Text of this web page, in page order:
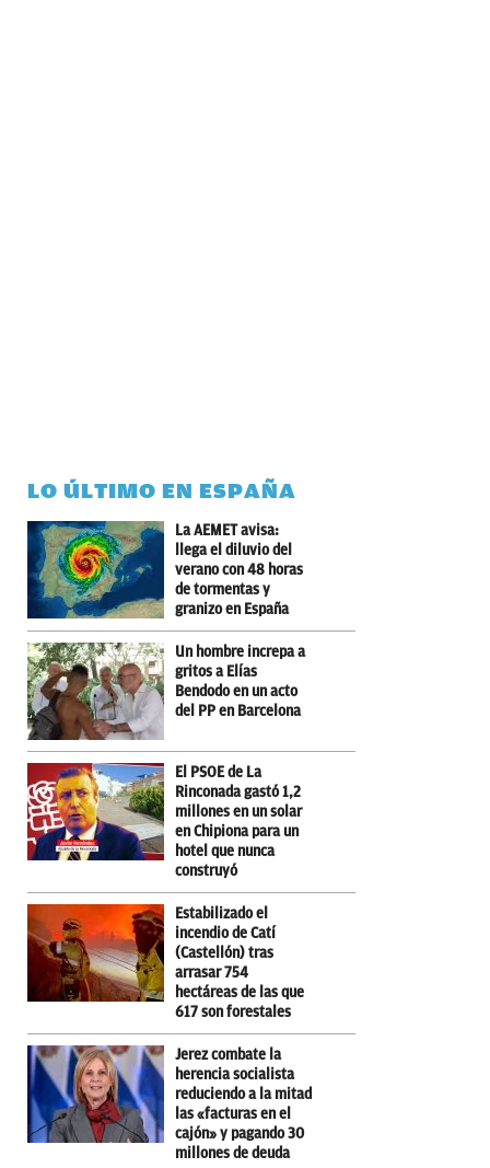
LO ÚLTIMO EN ESPAÑA
La AEMET avisa:
llega el diluvio del
verano con 48 horas
de tormentas y
granizo en España
Un hombre increpa a
gritos a Elías
Bendodo en un acto
del PP en Barcelona
El PSOE de La
Rinconada gastó 1,2
millones en un solar
en Chipiona para un
hotel que nunca
construyó
Estabilizado el
incendio de Catí
(Castellón) tras
arrasar 754
hectáreas de las que
617 son forestales
Jerez combate la
herencia socialista
reduciendo a la mitad
las «facturas en el
cajón» y pagando 30
millones de deuda